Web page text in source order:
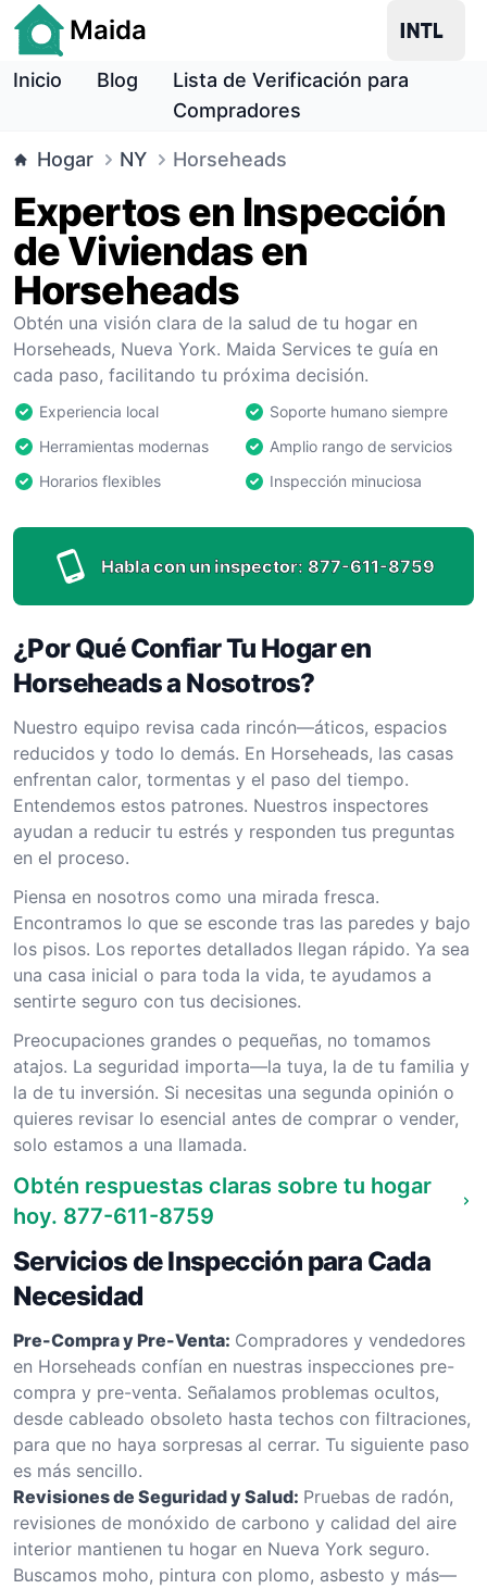
Maida
Inicio Blog
Lista de Verificación para
Compradores
Hogar NY Horseheads
Expertos en Inspección
de Viviendas en
Horseheads
Obtén una visión clara de la salud de tu hogar en
Horseheads, Nueva York. Maida Services te guía en
cada paso, facilitando tu próxima decisión.
Experiencia local
Soporte humano siempre
Herramientas modernas
Amplio rango de servicios
Horarios flexibles
Inspección minuciosa
Habla con un inspector: 877-611-8759
¿Por Qué Confiar Tu Hogar en
Horseheads a Nosotros?
Nuestro equipo revisa cada rincón—áticos, espacios
reducidos y todo lo demás. En Horseheads, las casas
enfrentan calor, tormentas y el paso del tiempo.
Entendemos estos patrones. Nuestros inspectores
ayudan a reducir tu estrés y responden tus preguntas
en el proceso.
Piensa en nosotros como una mirada fresca.
Encontramos lo que se esconde tras las paredes y bajo
los pisos. Los reportes detallados llegan rápido. Ya sea
una casa inicial o para toda la vida, te ayudamos a
sentirte seguro con tus decisiones.
Preocupaciones grandes o pequeñas, no tomamos
atajos. La seguridad importa—la tuya, la de tu familia y
la de tu inversión. Si necesitas una segunda opinión o
quieres revisar lo esencial antes de comprar o vender,
solo estamos a una llamada.
Obtén respuestas claras sobre tu hogar
hoy. 877-611-8759
Servicios de Inspección para Cada
Necesidad
Pre-Compra y Pre-Venta: Compradores y vendedores
en Horseheads confían en nuestras inspecciones pre-
compra y pre-venta. Señalamos problemas ocultos,
desde cableado obsoleto hasta techos con filtraciones,
para que no haya sorpresas al cerrar. Tu siguiente paso
es más sencillo.
Revisiones de Seguridad y Salud: Pruebas de radón,
revisiones de monóxido de carbono y calidad del aire
interior mantienen tu hogar en Nueva York seguro.
Buscamos moho, pintura con plomo, asbesto y más—